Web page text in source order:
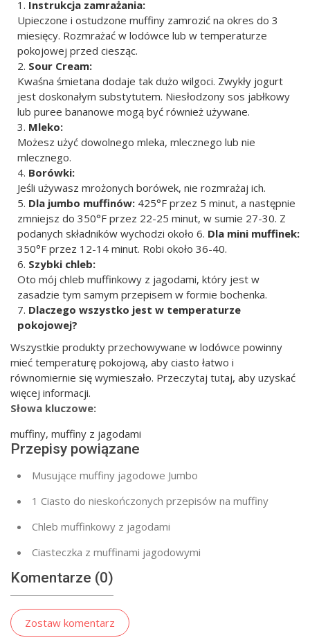
Instrukcja zamrażania:
Upieczone i ostudzone muffiny zamrozić na okres do 3
miesięcy. Rozmrażać w lodówce lub w temperaturze
pokojowej przed ciesząc.
Sour Cream:
Kwaśna śmietana dodaje tak dużo wilgoci. Zwykły jogurt
jest doskonałym substytutem. Niesłodzony sos jabłkowy
lub puree bananowe mogą być również używane.
Mleko:
Możesz użyć dowolnego mleka, mlecznego lub nie
mlecznego.
Borówki:
Jeśli używasz mrożonych borówek, nie rozmrażaj ich.
Dla jumbo muffinów: 425°F przez 5 minut, a następnie
zmniejsz do 350°F przez 22-25 minut, w sumie 27-30. Z
podanych składników wychodzi około 6. Dla mini muffinek:
350°F przez 12-14 minut. Robi około 36-40.
Szybki chleb:
Oto mój chleb muffinkowy z jagodami, który jest w
zasadzie tym samym przepisem w formie bochenka.
Dlaczego wszystko jest w temperaturze
pokojowej?
Wszystkie produkty przechowywane w lodówce powinny
mieć temperaturę pokojową, aby ciasto łatwo i
równomiernie się wymieszało. Przeczytaj tutaj, aby uzyskać
więcej informacji.
Słowa kluczowe:
muffiny, muffiny z jagodami
Przepisy powiązane
Musujące muffiny jagodowe Jumbo
1 Ciasto do nieskończonych przepisów na muffiny
Chleb muffinkowy z jagodami
Ciasteczka z muffinami jagodowymi
Komentarze (0)
Zostaw komentarz